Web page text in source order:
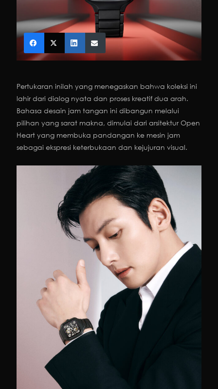
Pertukaran inilah yang menegaskan bahwa koleksi ini
lahir dari dialog nyata dan proses kreatif dua arah.
Bahasa desain jam tangan ini dibangun melalui
pilihan yang sarat makna, dimulai dari arsitektur Open
Heart yang membuka pandangan ke mesin jam
sebagai ekspresi keterbukaan dan kejujuran visual.